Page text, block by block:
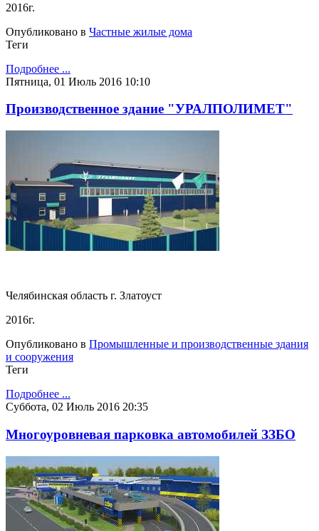
2016г.
Опубликовано в Частные жилые дома
Теги
Подробнее ...
Пятница, 01 Июль 2016 10:10
Производственное здание "УРАЛПОЛИМЕТ"
Челябинская область г. Златоуст
2016г.
Опубликовано в Промышленные и производственные здания
и сооружения
Теги
Подробнее ...
Суббота, 02 Июль 2016 20:35
Многоуровневая парковка автомобилей ЗЗБО